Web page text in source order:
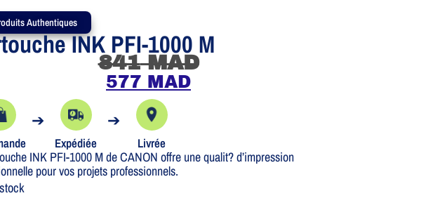
Authentiques
INK PFI-1000 M
841MAD
577 MAD
➔
Expédiée
➔
Livrée
INK PFI-1000 M de CANON offre une qualit? d’impression
pour vos projets professionnels.